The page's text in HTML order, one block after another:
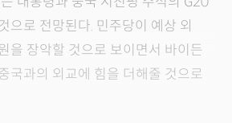
으로 전망된다. 민주당이 예상 외
을 장악할 것으로 보이면서 바이든
국과의 외교에 힘을 더해줄 것으로